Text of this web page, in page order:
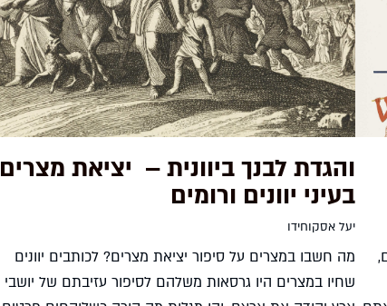
והגדת לבנך ביוונית – יציאת מצרים
בעיני יוונים ורומים
יעל אסקוחידו
מה חשבו במצרים על סיפור יציאת מצרים? לכותבים יוונים
שחיו במצרים היו גרסאות משלהם לסיפור עזיבתם של יושבי